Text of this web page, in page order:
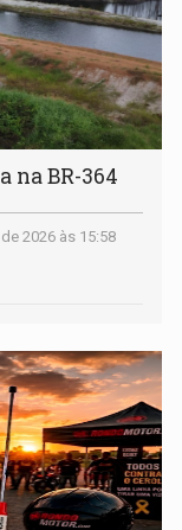
na BR-364
2026 às 15:58